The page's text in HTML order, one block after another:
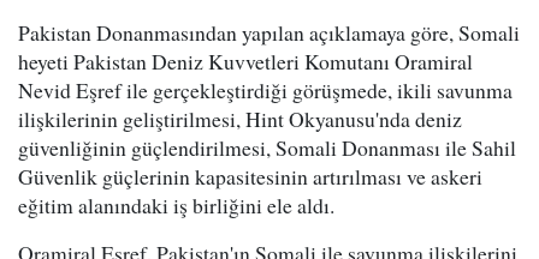
Pakistan Donanmasından yapılan açıklamaya göre, Somali
heyeti Pakistan Deniz Kuvvetleri Komutanı Oramiral
Nevid Eşref ile gerçekleştirdiği görüşmede, ikili savunma
ilişkilerinin geliştirilmesi, Hint Okyanusu'nda deniz
güvenliğinin güçlendirilmesi, Somali Donanması ile Sahil
Güvenlik güçlerinin kapasitesinin artırılması ve askeri
eğitim alanındaki iş birliğini ele aldı.
Oramiral Eşref, Pakistan'ın Somali ile savunma ilişkilerini